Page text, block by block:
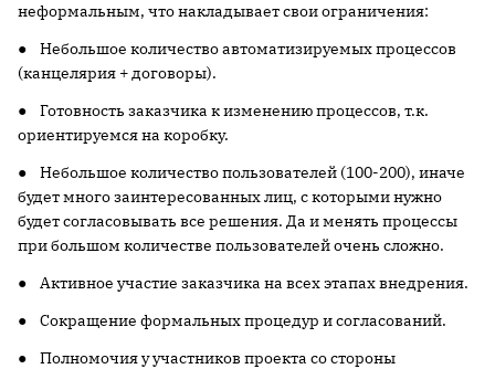
неформальным, что накладывает свои ограничения:
● Небольшое количество автоматизируемых процессов
(канцелярия + договоры).
● Готовность заказчика к изменению процессов, т.к.
ориентируемся на коробку.
● Небольшое количество пользователей (100-200), иначе
будет много заинтересованных лиц, с которыми нужно
будет согласовывать все решения. Да и менять процессы
при большом количестве пользователей очень сложно.
● Активное участие заказчика на всех этапах внедрения.
● Сокращение формальных процедур и согласований.
● Полномочия у участников проекта со стороны